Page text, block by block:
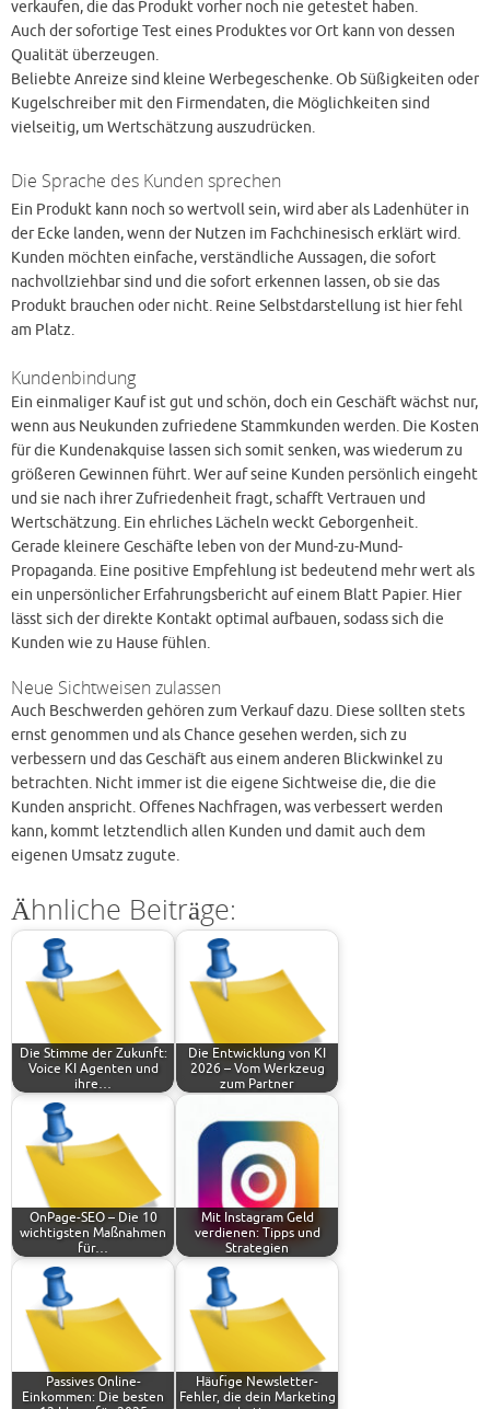
verkaufen, die das Produkt vorher noch nie getestet haben.
Auch der sofortige Test eines Produktes vor Ort kann von dessen
Qualität überzeugen.
Beliebte Anreize sind kleine Werbegeschenke. Ob Süßigkeiten oder
Kugelschreiber mit den Firmendaten, die Möglichkeiten sind
vielseitig, um Wertschätzung auszudrücken.
Die Sprache des Kunden sprechen
Ein Produkt kann noch so wertvoll sein, wird aber als Ladenhüter in
der Ecke landen, wenn der Nutzen im Fachchinesisch erklärt wird.
Kunden möchten einfache, verständliche Aussagen, die sofort
nachvollziehbar sind und die sofort erkennen lassen, ob sie das
Produkt brauchen oder nicht. Reine Selbstdarstellung ist hier fehl
am Platz.
Kundenbindung
Ein einmaliger Kauf ist gut und schön, doch ein Geschäft wächst nur,
wenn aus Neukunden zufriedene Stammkunden werden. Die Kosten
für die Kundenakquise lassen sich somit senken, was wiederum zu
größeren Gewinnen führt. Wer auf seine Kunden persönlich eingeht
und sie nach ihrer Zufriedenheit fragt, schafft Vertrauen und
Wertschätzung. Ein ehrliches Lächeln weckt Geborgenheit.
Gerade kleinere Geschäfte leben von der Mund-zu-Mund-
Propaganda. Eine positive Empfehlung ist bedeutend mehr wert als
ein unpersönlicher Erfahrungsbericht auf einem Blatt Papier. Hier
lässt sich der direkte Kontakt optimal aufbauen, sodass sich die
Kunden wie zu Hause fühlen.
Neue Sichtweisen zulassen
Auch Beschwerden gehören zum Verkauf dazu. Diese sollten stets
ernst genommen und als Chance gesehen werden, sich zu
verbessern und das Geschäft aus einem anderen Blickwinkel zu
betrachten. Nicht immer ist die eigene Sichtweise die, die die
Kunden anspricht. Offenes Nachfragen, was verbessert werden
kann, kommt letztendlich allen Kunden und damit auch dem
eigenen Umsatz zugute.
Ähnliche Beiträge:
Die Stimme der Zukunft:
Voice KI Agenten und
ihre…
Die Entwicklung von KI
2026 – Vom Werkzeug
zum Partner
OnPage-SEO – Die 10
wichtigsten Maßnahmen
für…
Mit Instagram Geld
verdienen: Tipps und
Strategien
Passives Online-
Einkommen: Die besten
Häufige Newsletter-
Fehler, die dein Marketing